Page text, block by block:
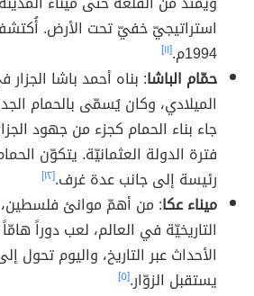
استراتيجيّ خفيّ تحت الأرض.
1994م.
[١١]
حمّام الباشا
الميلادي، وكان يُسمّى بالحمام
جاء بناء الحمام كجزء من جهود
فترة الدولة العثمانيّة. يتكوّن
رئيسة إلى جانب عدة غرف.[١٢]
ميناء عكا: من أهمّ موانئ
التاريخيّة في العالم، لعب دوراً
الأحداث عبر التاريخ، واليوم تحول
يستقبل الزوّار.[٥]